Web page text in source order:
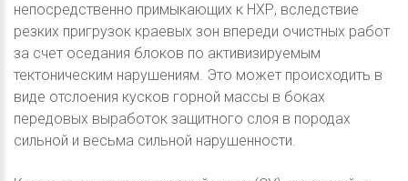
непосредственно примыкающих к НХР, вследствие
резких пригрузок краевых зон впереди очистных работ
за счет оседания блоков по активизируемым
тектоническим нарушениям. Это может происходить в
виде отслоения кусков горной массы в боках
передовых выработок защитного слоя в породах
сильной и весьма сильной нарушенности.